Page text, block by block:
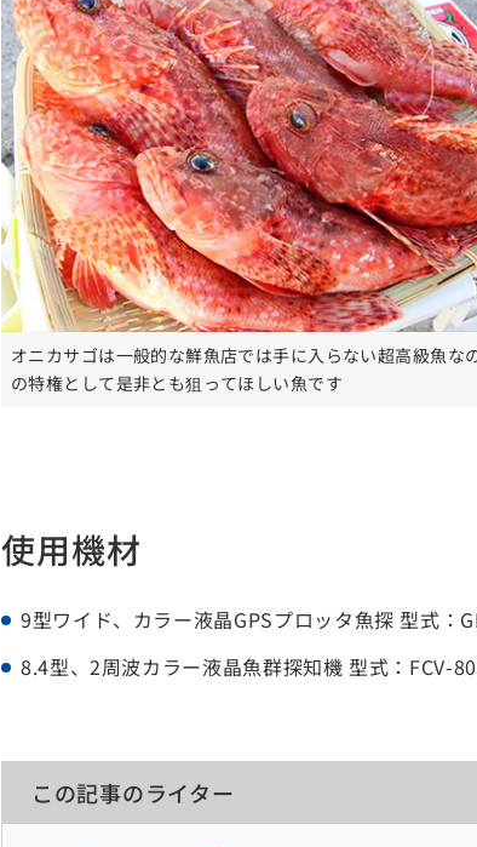
オニカサゴは一般的な鮮魚店では手に入らない超高級魚な
の特権として是非とも狙ってほしい魚です
使用機材
9型ワイド、カラー液晶GPSプロッタ魚探 型式：
8.4型、2周波カラー液晶魚群探知機 型式：FCV-
この記事のライター